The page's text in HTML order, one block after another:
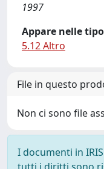
1997
Appare nelle
5.12 Altro
File in questo
Non ci sono file
I documenti in